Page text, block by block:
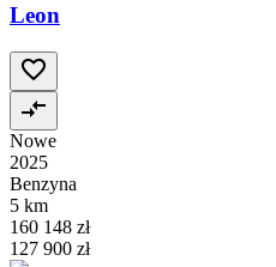
Leon
Nowe
2025
Benzyna
5 km
160 148 zł
127 900 zł